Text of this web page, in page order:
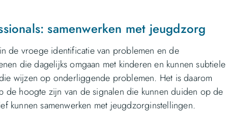
samenwerken met jeugdzorg
de vroege identificatie van problemen en de
die dagelijks omgaan met kinderen en kunnen subtiele
wijzen op onderliggende problemen. Het is daarom
de hoogte zijn van de signalen die kunnen duiden op de
kunnen samenwerken met jeugdzorginstellingen.